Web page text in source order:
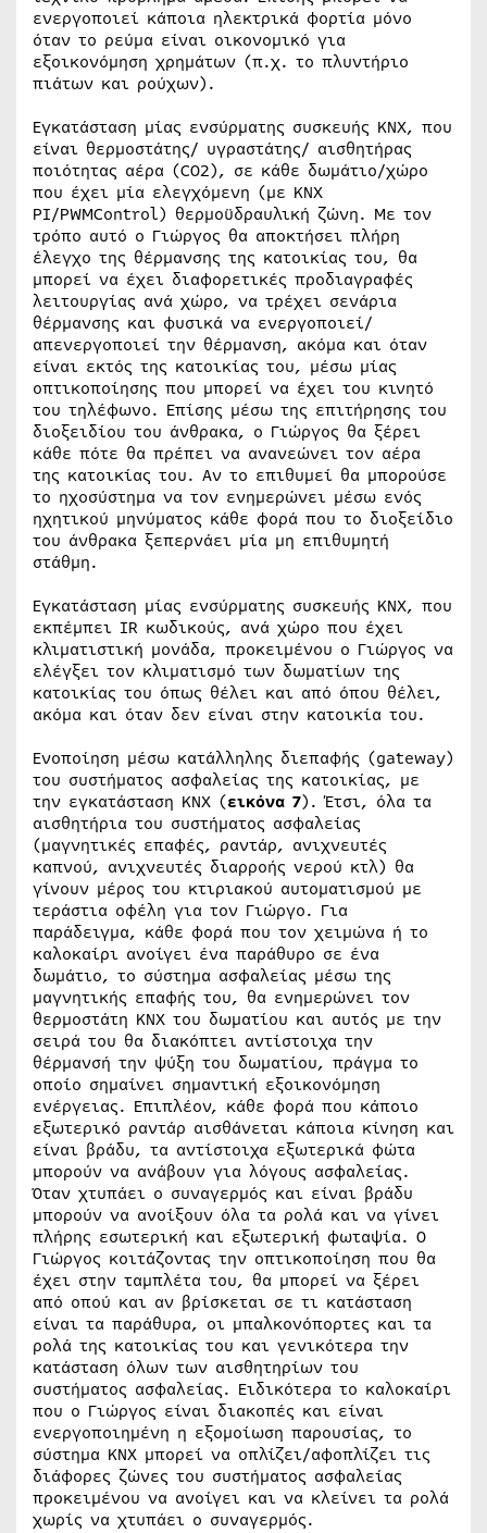
ενεργοποιεί κάποια ηλεκτρικά φορτία μόνο
όταν το ρεύμα είναι οικονομικό για
εξοικονόμηση χρημάτων (π.χ. το πλυντήριο
πιάτων και ρούχων).
Εγκατάσταση μίας ενσύρματης συσκευής ΚΝΧ, που
είναι θερμοστάτης/ υγραστάτης/ αισθητήρας
ποιότητας αέρα (CO2), σε κάθε δωμάτιο/χώρο
που έχει μία ελεγχόμενη (με KNX
PI/PWMControl) θερμοϋδραυλική ζώνη. Με τον
τρόπο αυτό ο Γιώργος θα αποκτήσει πλήρη
έλεγχο της θέρμανσης της κατοικίας του, θα
μπορεί να έχει διαφορετικές προδιαγραφές
λειτουργίας ανά χώρο, να τρέχει σενάρια
θέρμανσης και φυσικά να ενεργοποιεί/
απενεργοποιεί την θέρμανση, ακόμα και όταν
είναι εκτός της κατοικίας του, μέσω μίας
οπτικοποίησης που μπορεί να έχει του κινητό
του τηλέφωνο. Επίσης μέσω της επιτήρησης του
διοξειδίου του άνθρακα, ο Γιώργος θα ξέρει
κάθε πότε θα πρέπει να ανανεώνει τον αέρα
της κατοικίας του. Αν το επιθυμεί θα μπορούσε
το ηχοσύστημα να τον ενημερώνει μέσω ενός
ηχητικού μηνύματος κάθε φορά που το διοξείδιο
του άνθρακα ξεπερνάει μία μη επιθυμητή
στάθμη.
Εγκατάσταση μίας ενσύρματης συσκευής ΚΝΧ, που
εκπέμπει IR κωδικούς, ανά χώρο που έχει
κλιματιστική μονάδα, προκειμένου ο Γιώργος να
ελέγξει τον κλιματισμό των δωματίων της
κατοικίας του όπως θέλει και από όπου θέλει,
ακόμα και όταν δεν είναι στην κατοικία του.
Ενοποίηση μέσω κατάλληλης διεπαφής (gateway)
του συστήματος ασφαλείας της κατοικίας, με
την εγκατάσταση ΚΝΧ (εικόνα 7). Έτσι, όλα τα
αισθητήρια του συστήματος ασφαλείας
(μαγνητικές επαφές, ραντάρ, ανιχνευτές
καπνού, ανιχνευτές διαρροής νερού κτλ) θα
γίνουν μέρος του κτιριακού αυτοματισμού με
τεράστια οφέλη για τον Γιώργο. Για
παράδειγμα, κάθε φορά που τον χειμώνα ή το
καλοκαίρι ανοίγει ένα παράθυρο σε ένα
δωμάτιο, το σύστημα ασφαλείας μέσω της
μαγνητικής επαφής του, θα ενημερώνει τον
θερμοστάτη ΚΝΧ του δωματίου και αυτός με την
σειρά του θα διακόπτει αντίστοιχα την
θέρμανσή την ψύξη του δωματίου, πράγμα το
οποίο σημαίνει σημαντική εξοικονόμηση
ενέργειας. Επιπλέον, κάθε φορά που κάποιο
εξωτερικό ραντάρ αισθάνεται κάποια κίνηση και
είναι βράδυ, τα αντίστοιχα εξωτερικά φώτα
μπορούν να ανάβουν για λόγους ασφαλείας.
Όταν χτυπάει ο συναγερμός και είναι βράδυ
μπορούν να ανοίξουν όλα τα ρολά και να γίνει
πλήρης εσωτερική και εξωτερική φωταψία. Ο
Γιώργος κοιτάζοντας την οπτικοποίηση που θα
έχει στην ταμπλέτα του, θα μπορεί να ξέρει
από οπού και αν βρίσκεται σε τι κατάσταση
είναι τα παράθυρα, οι μπαλκονόπορτες και τα
ρολά της κατοικίας του και γενικότερα την
κατάσταση όλων των αισθητηρίων του
συστήματος ασφαλείας. Ειδικότερα το καλοκαίρι
που ο Γιώργος είναι διακοπές και είναι
ενεργοποιημένη η εξομοίωση παρουσίας, το
σύστημα ΚΝΧ μπορεί να οπλίζει/αφοπλίζει τις
διάφορες ζώνες του συστήματος ασφαλείας
προκειμένου να ανοίγει και να κλείνει τα ρολά
χωρίς να χτυπάει ο συναγερμός.